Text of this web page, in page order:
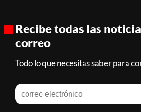
Recibe todas las
correo
Todo lo que necesitas saber para